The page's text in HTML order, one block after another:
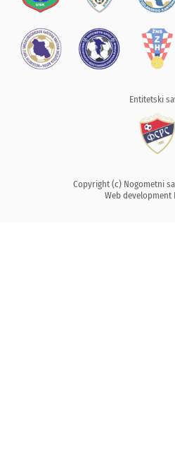
Entitetski
Copyright (c) Nogometni
Web development